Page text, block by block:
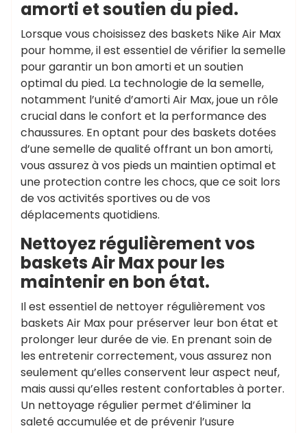
amorti et soutien du pied.
Lorsque vous choisissez des baskets Nike Air Max
pour homme, il est essentiel de vérifier la semelle
pour garantir un bon amorti et un soutien
optimal du pied. La technologie de la semelle,
notamment l’unité d’amorti Air Max, joue un rôle
crucial dans le confort et la performance des
chaussures. En optant pour des baskets dotées
d’une semelle de qualité offrant un bon amorti,
vous assurez à vos pieds un maintien optimal et
une protection contre les chocs, que ce soit lors
de vos activités sportives ou de vos
déplacements quotidiens.
Nettoyez régulièrement vos
baskets Air Max pour les
maintenir en bon état.
Il est essentiel de nettoyer régulièrement vos
baskets Air Max pour préserver leur bon état et
prolonger leur durée de vie. En prenant soin de
les entretenir correctement, vous assurez non
seulement qu’elles conservent leur aspect neuf,
mais aussi qu’elles restent confortables à porter.
Un nettoyage régulier permet d’éliminer la
saleté accumulée et de prévenir l’usure